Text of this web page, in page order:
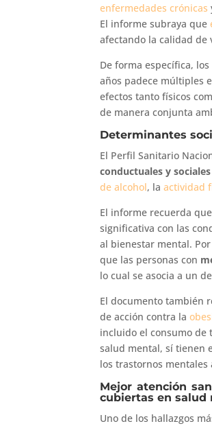
enfermedades crónicas
El informe subraya que
afectando la calidad de
De forma específica,
años padece múltiples
efectos tanto físicos
de manera conjunta
Determinantes
El Perfil Sanitario
conductuales y
de alcohol, laactividad
El informe recuerda
significativa con las
al bienestar mental.
que las personas con
lo cual se asocia a un
El documento también
de acción contra la
incluido el consumo de
salud mental, sí tienen
los trastornos mentales
Mejor atención
cubiertas en salud
Uno de los hallazgos